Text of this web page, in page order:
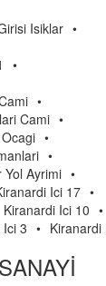
Isiklar •
•
•
Cami •
•
•
Yol Ayrimi •
Ici 17 •
Kiranardi Ici 10 •
3 • Kiranardi